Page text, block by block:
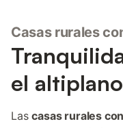
Casas rurales
el
Lascasas rurales